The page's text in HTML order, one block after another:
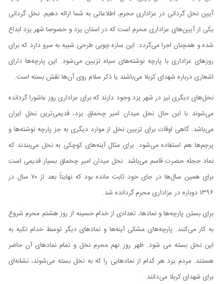
آیین نخل گردانی در عزاداری محرم، اطلاعاتی به شما ارائه دهیم. نخل گردانی
یکی از آیین‌های عزاداری محرم است که در استان یزد و خصوصا شهر یزد ابداع
شده و همچنان اجرا می‌گردد. این سازه چوبی طرحی شبیه به سرو دارد که برای
روز‌های عزاداری با پارچه نوشته‌های سیاه تزیین می‌شود. این پارچه‌ها دارای
اشعاری درباره شهدای کربلا می‌باشند یا ذکر سلام روی آن‌ها نقش بسته است.
نخل‌های دیگری نیز در شهر یزد وجود دارند که برای عزاداری روز عاشورا گردانده
می‌شوند با این حال نخل میدان امیر چخماق یزد، قدیمی‌ترین نخل ایران
می‌باشد. گاهی اوقات برای تزیین نخل از موارد دیگری به جز پارچه نوشته‌ها و
پرچم‌ها هم استفاده می‌شود. برای مثال آینه‌های کوچکی به نخل می‌بندند که
نماد حجله حضرت قاسم می‌باشد. نخل میدان امیر چخماق بسیار قدیمی است
برای همین سال‌ها در جای خود ثابت مانده بود که نهایتاً بعد از ۷۰ سال در
۱۳۹۶ دوباره در عزاداری محرم گردانده شد.
برای بستن پارچه‌ها و نماد‌ها، تعدادی از خدام حسینه از روز هشتم محرم شروع
به کار می‌کنند. پارچه‌های مشکی آینه‌ها و نماد‌های دیگر توسط خدام تکیه به
این نخل بسته می شود. ظهر روز نهم محرم نخل و تمام نماد‌های آن حاضر
هستند. مردم یزد هر کدام از نماد‌هایی را که به نخل بسته می‌شوند، نشانه‌ای
برای شهدای کربلا می‌دانند.